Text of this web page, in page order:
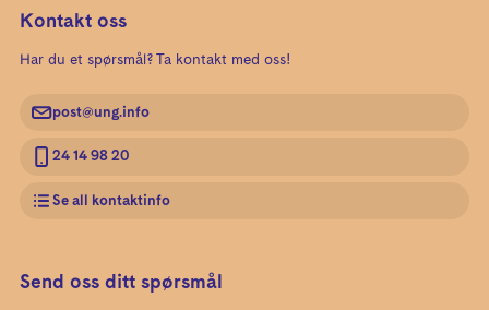
Kontakt oss
Har du et spørsmål? Ta kontakt med oss!
post@ung.info
24 14 98 20
Se all kontaktinfo
Send oss ditt spørsmål